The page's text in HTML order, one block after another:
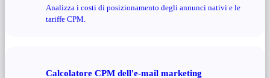
Analizza i costi di posizionamento degli annunci nativi e le
tariffe CPM.
Calcolatore CPM dell'e-mail marketing